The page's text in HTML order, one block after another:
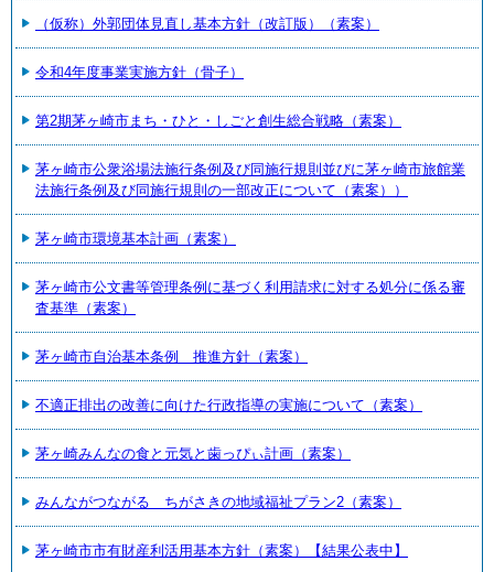
（仮称）外郭団体見直し基本方針（改訂版）（素案）
令和4年度事業実施方針（骨子）
第2期茅ヶ崎市まち・ひと・しごと創生総合戦略（素案）
茅ヶ崎市公衆浴場法施行条例及び同施行規則並びに茅ヶ崎市旅館業
法施行条例及び同施行規則の一部改正について（素案））
茅ヶ崎市環境基本計画（素案）
茅ヶ崎市公文書等管理条例に基づく利用請求に対する処分に係る審
査基準（素案）
茅ヶ崎市自治基本条例 推進方針（素案）
不適正排出の改善に向けた行政指導の実施について（素案）
茅ヶ崎みんなの食と元気と歯っぴぃ計画（素案）
みんながつながる ちがさきの地域福祉プラン2（素案）
茅ヶ崎市市有財産利活用基本方針（素案）【結果公表中】